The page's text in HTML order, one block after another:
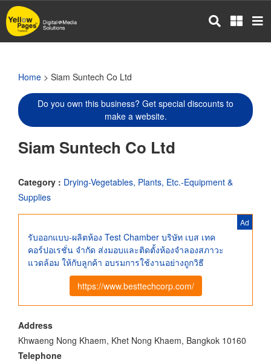
Skip
to
main
Home > Siam Suntech Co Ltd
Do you own this business? Get special discounts to
make a website.
Siam Suntech Co Ltd
Category : Drying-Vegetables, Plants, Etc.-Equipment &
Supplies
Ad
รับออกแบบ-ผลิตห้อง Test Chamber บริษัท เบส เทค
คอร์ปอเรชั่น จำกัด ส่งมอบและติดตั้งห้องจำลองสภาวะ
แวดล้อม ให้กับลูกค้า อบรมการใช้งานอย่างถูกวิธี
https://www.besttechcorp.com/
Address
Khwaeng Nong Khaem, Khet Nong Khaem, Bangkok 10160
Telephone